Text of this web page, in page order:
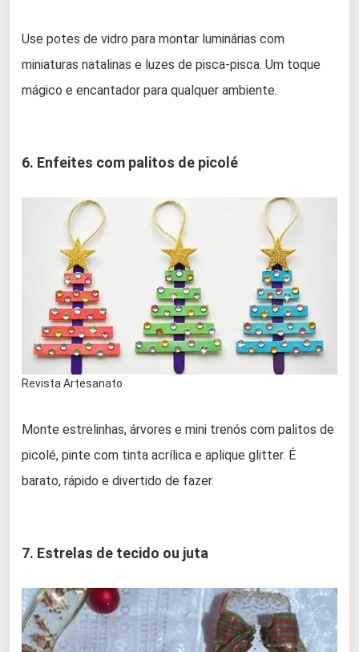
Use potes de vidro para montar luminárias com
miniaturas natalinas e luzes de pisca-pisca. Um toque
mágico e encantador para qualquer ambiente.
6. Enfeites com palitos de picolé
Revista Artesanato
Monte estrelinhas, árvores e mini trenós com palitos de
picolé, pinte com tinta acrílica e aplique glitter. É
barato, rápido e divertido de fazer.
7. Estrelas de tecido ou juta